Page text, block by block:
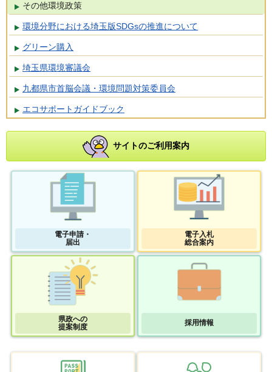
その他環境政策
環境分野における埼玉版SDGsの推進について
グリーン購入
埼玉県環境審議会
九都県市首脳会議・環境問題対策委員会
エコサポートガイドブック
サイトのご利用案内
電子申請・
届出
電子入札
総合案内
県政への
提案制度
採用情報